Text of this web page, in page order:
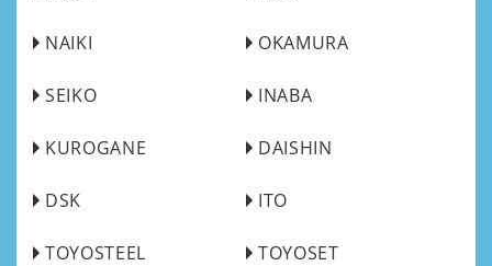
NAIKI OKAMURA
SEIKO INABA
KUROGANE DAISHIN
DSK ITO
TOYOSTEEL TOYOSET